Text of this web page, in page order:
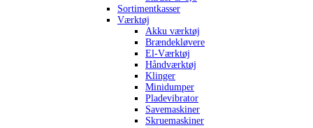
Sortimentkasser
Værktøj
Akku værktøj
Brændekløvere
El-Værktøj
Håndværktøj
Klinger
Minidumper
Pladevibrator
Savemaskiner
Skruemaskiner